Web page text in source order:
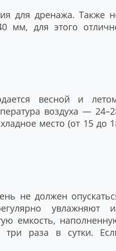
для дренажа. Также
мм, для этого
весной и
воздуха —
место (от 15 до
не должен
увлажняют
емкость,
три раза в сутки.